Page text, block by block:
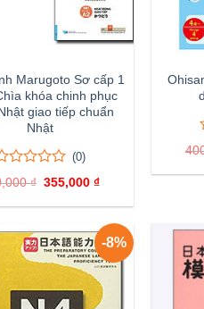
Marugoto Sơ cấp 1
khóa chinh phục
giao tiếp chuẩn
Nhật
(0)
₫ Giá
là:
355,000₫
tại
355,000 ₫.
-8%